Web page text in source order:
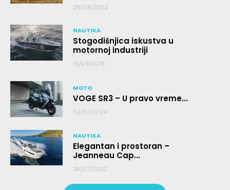
26/09/2022
NAUTIKA
Stogodišnjica iskustva u
motornoj industriji
13/04/2019
MOTO
VOGE SR3 – U pravo vreme...
02/10/2024
NAUTIKA
Elegantan i prostoran –
Jeanneau Cap...
25/07/2022